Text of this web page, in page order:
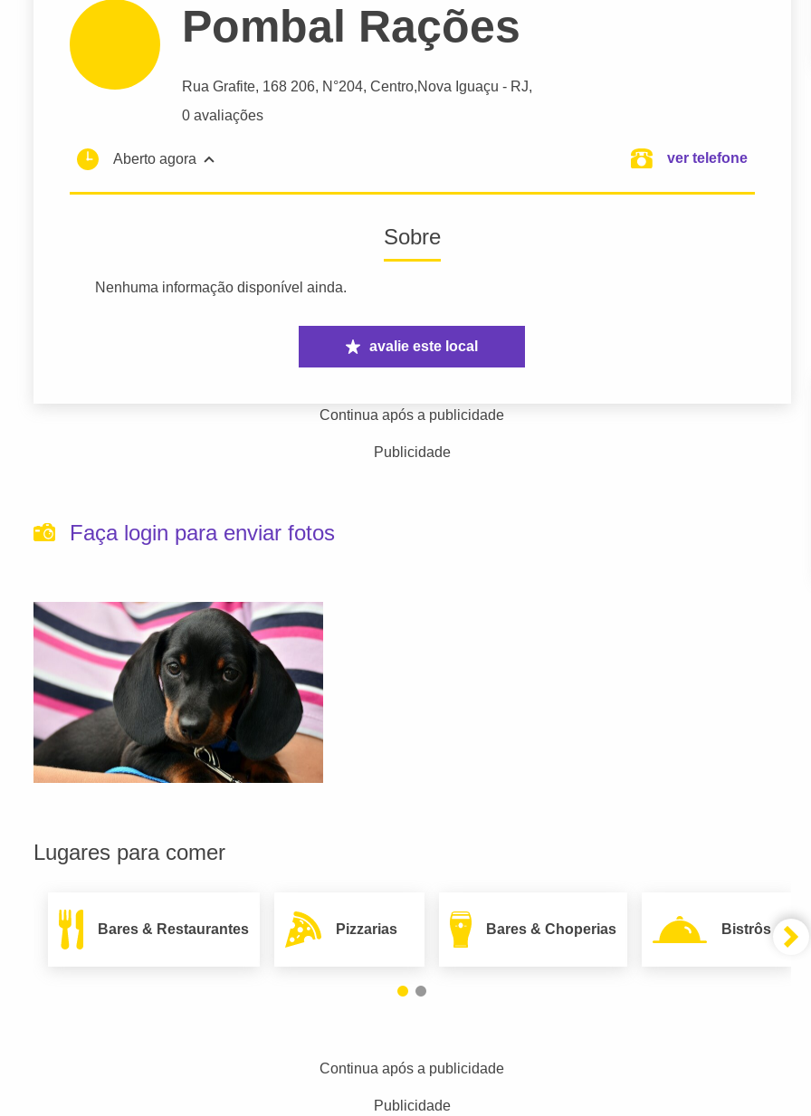
Pombal Rações
Rua Grafite, 168 206, N°204, Centro,Nova Iguaçu - RJ,
0 avaliações
Aberto agora ver telefone
Sobre
Nenhuma informação disponível ainda.
avalie este local
Continua após a publicidade
Publicidade
Faça login para enviar fotos
Lugares para comer
Bares & Restaurantes Pizzarias Bares & Choperias Bistrôs
Continua após a publicidade
Publicidade